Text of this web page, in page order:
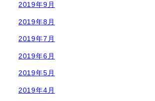
2019年9月
2019年8月
2019年7月
2019年6月
2019年5月
2019年4月